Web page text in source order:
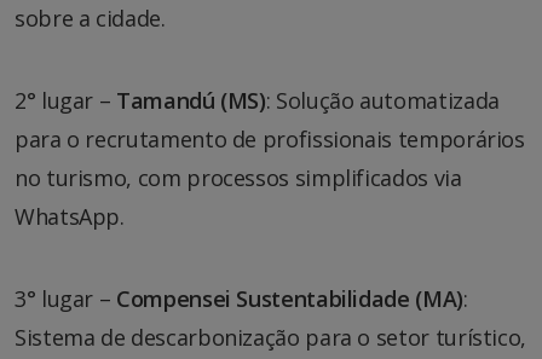
sobre a cidade.
2° lugar – Tamandú (MS): Solução automatizada
para o recrutamento de profissionais temporários
no turismo, com processos simplificados via
WhatsApp.
3° lugar – Compensei Sustentabilidade (MA):
Sistema de descarbonização para o setor turístico,